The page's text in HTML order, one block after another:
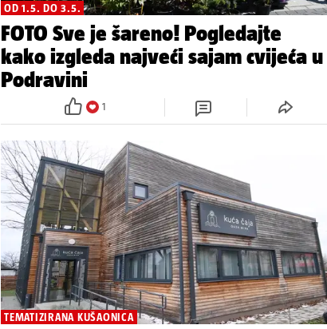
OD 1.5. DO 3.5.
FOTO Sve je šareno! Pogledajte
kako izgleda najveći sajam cvijeća u
Podravini
1
TEMATIZIRANA KUŠAONICA